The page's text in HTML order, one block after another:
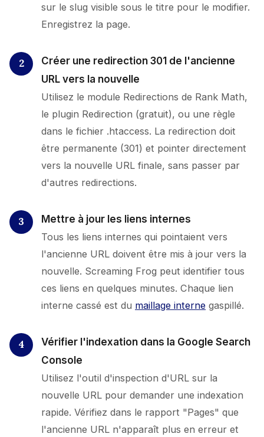
sur le slug visible sous le titre pour le modifier.
Enregistrez la page.
Créer une redirection 301 de l'ancienne
URL vers la nouvelle
Utilisez le module Redirections de Rank Math,
le plugin Redirection (gratuit), ou une règle
dans le fichier .htaccess. La redirection doit
être permanente (301) et pointer directement
vers la nouvelle URL finale, sans passer par
d'autres redirections.
Mettre à jour les liens internes
Tous les liens internes qui pointaient vers
l'ancienne URL doivent être mis à jour vers la
nouvelle. Screaming Frog peut identifier tous
ces liens en quelques minutes. Chaque lien
interne cassé est du maillage interne gaspillé.
Vérifier l'indexation dans la Google Search
Console
Utilisez l'outil d'inspection d'URL sur la
nouvelle URL pour demander une indexation
rapide. Vérifiez dans le rapport "Pages" que
l'ancienne URL n'apparaît plus en erreur et